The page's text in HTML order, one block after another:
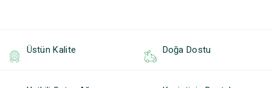
Üstün Kalite Doğa Dostu